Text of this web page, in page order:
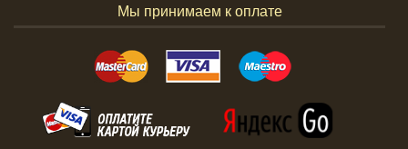
Мы принимаем к оплате